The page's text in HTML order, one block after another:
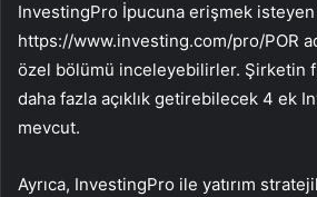
InvestingPro İpucuna erişmek
https://www.investing.com/pro/POR
özel bölümü inceleyebilirler. Şirketin
daha fazla açıklık getirebilecek 4 ek
mevcut.
Ayrıca, InvestingPro ile yatırım